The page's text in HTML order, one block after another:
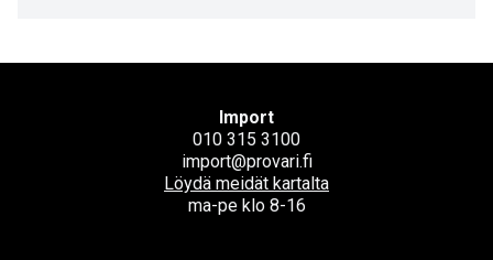
Import
010 315 3100
import@provari.fi
Löydä meidät kartalta
ma-pe klo 8-16